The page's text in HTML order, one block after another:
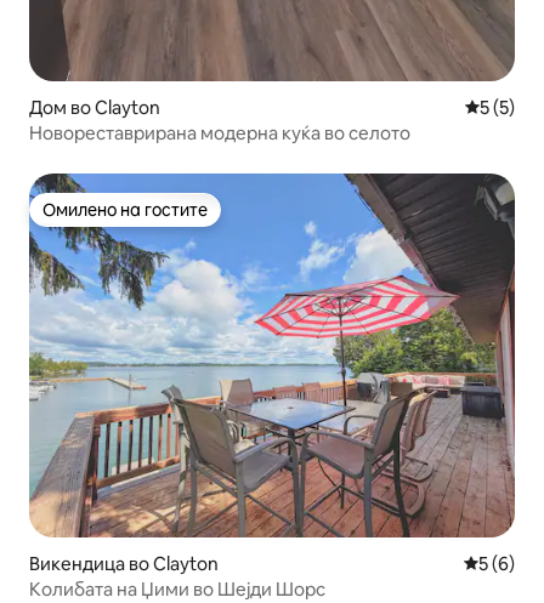
Дом во Clayton
5 (5)
Новореставрирана модерна куќа во селото
Омилено на гостите
Омилено на гостите
Викендица во Clayton
5 (6)
Колибата на Џими во Шејди Шорс